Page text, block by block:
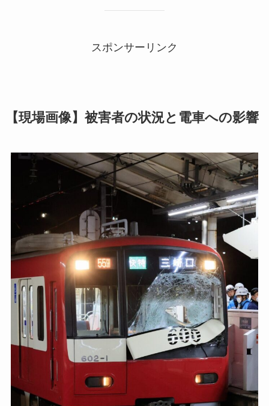
スポンサーリンク
【現場画像】被害者の状況と電車への影響